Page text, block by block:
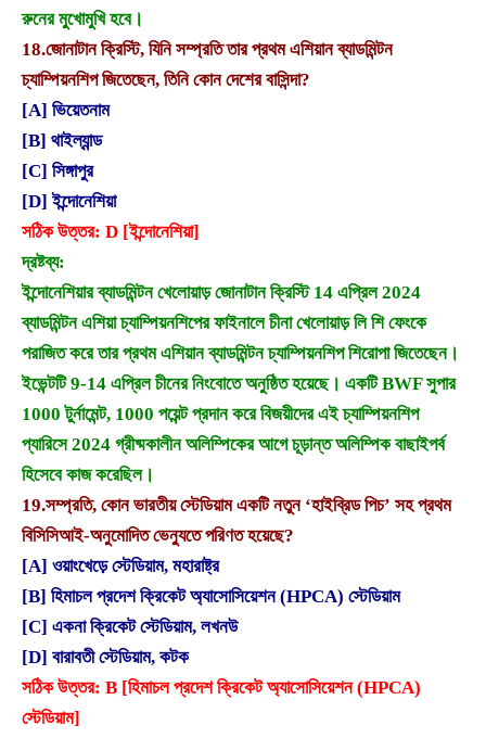
রুনের মুখোমুখি হবে।
18.জোনাটান ক্রিস্টি, যিনি সম্প্রতি তার প্রথম এশিয়ান ব্যাডমিন্টন
চ্যাম্পিয়নশিপ জিতেছেন, তিনি কোন দেশের বাসিন্দা?
[A] ভিয়েতনাম
[B] থাইল্যান্ড
[C] সিঙ্গাপুর
[D] ইন্দোনেশিয়া
সঠিক উত্তর: D [ইন্দোনেশিয়া]
দ্রষ্টব্য:
ইন্দোনেশিয়ার ব্যাডমিন্টন খেলোয়াড় জোনাটান ক্রিস্টি 14 এপ্রিল 2024
ব্যাডমিন্টন এশিয়া চ্যাম্পিয়নশিপের ফাইনালে চীনা খেলোয়াড় লি শি ফেংকে
পরাজিত করে তার প্রথম এশিয়ান ব্যাডমিন্টন চ্যাম্পিয়নশিপ শিরোপা জিতেছেন।
ইভেন্টটি 9-14 এপ্রিল চীনের নিংবোতে অনুষ্ঠিত হয়েছে। একটি BWF সুপার
1000 টুর্নামেন্ট, 1000 পয়েন্ট প্রদান করে বিজয়ীদের এই চ্যাম্পিয়নশিপ
প্যারিসে 2024 গ্রীষ্মকালীন অলিম্পিকের আগে চূড়ান্ত অলিম্পিক বাছাইপর্ব
হিসেবে কাজ করেছিল।
19.সম্প্রতি, কোন ভারতীয় স্টেডিয়াম একটি নতুন ‘হাইব্রিড পিচ’ সহ প্রথম
বিসিসিআই-অনুমোদিত ভেন্যুতে পরিণত হয়েছে?
[A] ওয়াংখেড়ে স্টেডিয়াম, মহারাষ্ট্র
[B] হিমাচল প্রদেশ ক্রিকেট অ্যাসোসিয়েশন (HPCA) স্টেডিয়াম
[C] একনা ক্রিকেট স্টেডিয়াম, লখনউ
[D] বারাবতী স্টেডিয়াম, কটক
সঠিক উত্তর: B [হিমাচল প্রদেশ ক্রিকেট অ্যাসোসিয়েশন (HPCA)
স্টেডিয়াম]